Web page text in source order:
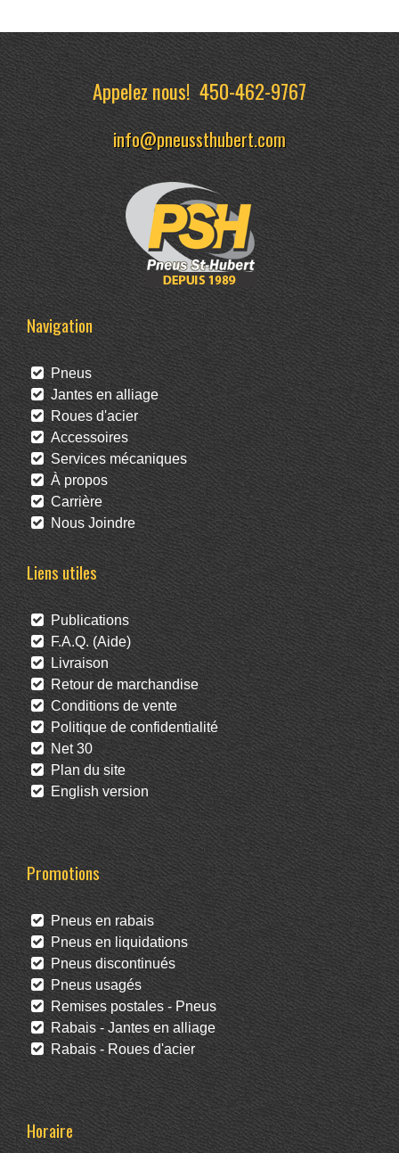
Appelez nous!450-462-9767
info@pneussthubert.com
Navigation
Pneus
Jantes en alliage
Roues d'acier
Accessoires
Services mécaniques
À propos
Carrière
Nous Joindre
Liens utiles
Publications
F.A.Q. (Aide)
Livraison
Retour de marchandise
Conditions de vente
Politique de confidentialité
Net 30
Plan du site
English version
Promotions
Pneus en rabais
Pneus en liquidations
Pneus discontinués
Pneus usagés
Remises postales - Pneus
Rabais - Jantes en alliage
Rabais - Roues d'acier
Horaire